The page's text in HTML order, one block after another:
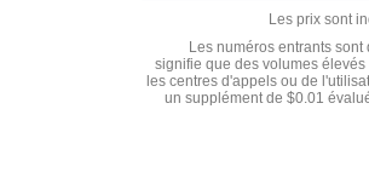
Les prix sont
Les numéros entrants
signifie que des volumes
les centres d'appels ou de
un supplément de $0.01